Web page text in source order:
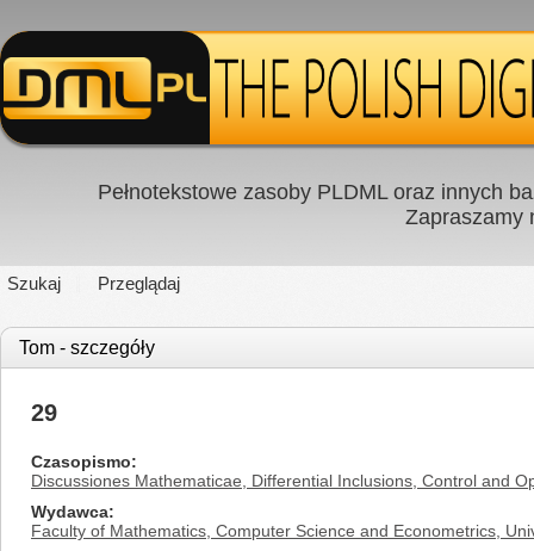
Pełnotekstowe zasoby PLDML oraz innych
Zapraszamy
Szukaj Przeglądaj
Tom - szczegóły
29
Czasopismo
Discussiones Mathematicae, Differential Inclusions, Control and
Wydawca
Faculty of Mathematics, Computer Science and Econometrics,